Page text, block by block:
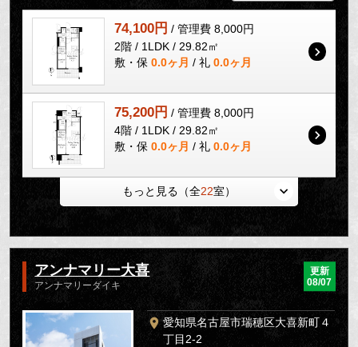
74,100円 / 管理費 8,000円
2階 / 1LDK / 29.82㎡
敷・保 0.0ヶ月 / 礼 0.0ヶ月
75,200円 / 管理費 8,000円
4階 / 1LDK / 29.82㎡
敷・保 0.0ヶ月 / 礼 0.0ヶ月
もっと見る（全22室）
アンナマリー大喜
アンナマリーダイキ
更新
08/07
愛知県名古屋市瑞穂区大喜新町４
丁目2-2